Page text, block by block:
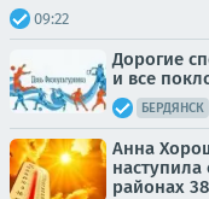
09:22
Дорогие
и все
БЕРДЯНСК
Анна
районах